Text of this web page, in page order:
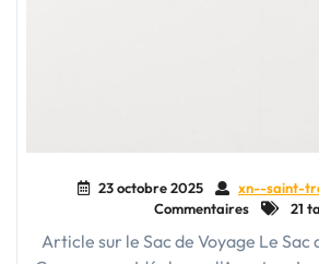
23 octobre 2025 xn--saint-
Commentaires
21
Article sur le Sac de Voyage Le Sac